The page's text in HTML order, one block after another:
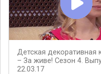
Детская декоративная
– За живе! Сезон 4.
22.03.17